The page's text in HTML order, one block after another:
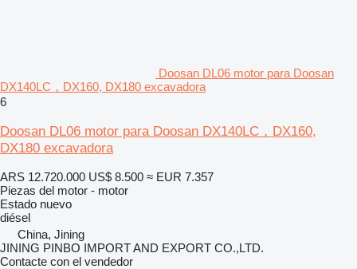
Doosan DL06 motor para Doosan
DX140LC，DX160, DX180 excavadora
6
Doosan DL06 motor para Doosan DX140LC，DX160,
DX180 excavadora
ARS 12.720.000 US$ 8.500 ≈ EUR 7.357
Piezas del motor - motor
Estado nuevo
diésel
China, Jining
JINING PINBO IMPORT AND EXPORT CO.,LTD.
Contacte con el vendedor